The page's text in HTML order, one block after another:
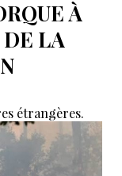
À
DE LA
étrangères.